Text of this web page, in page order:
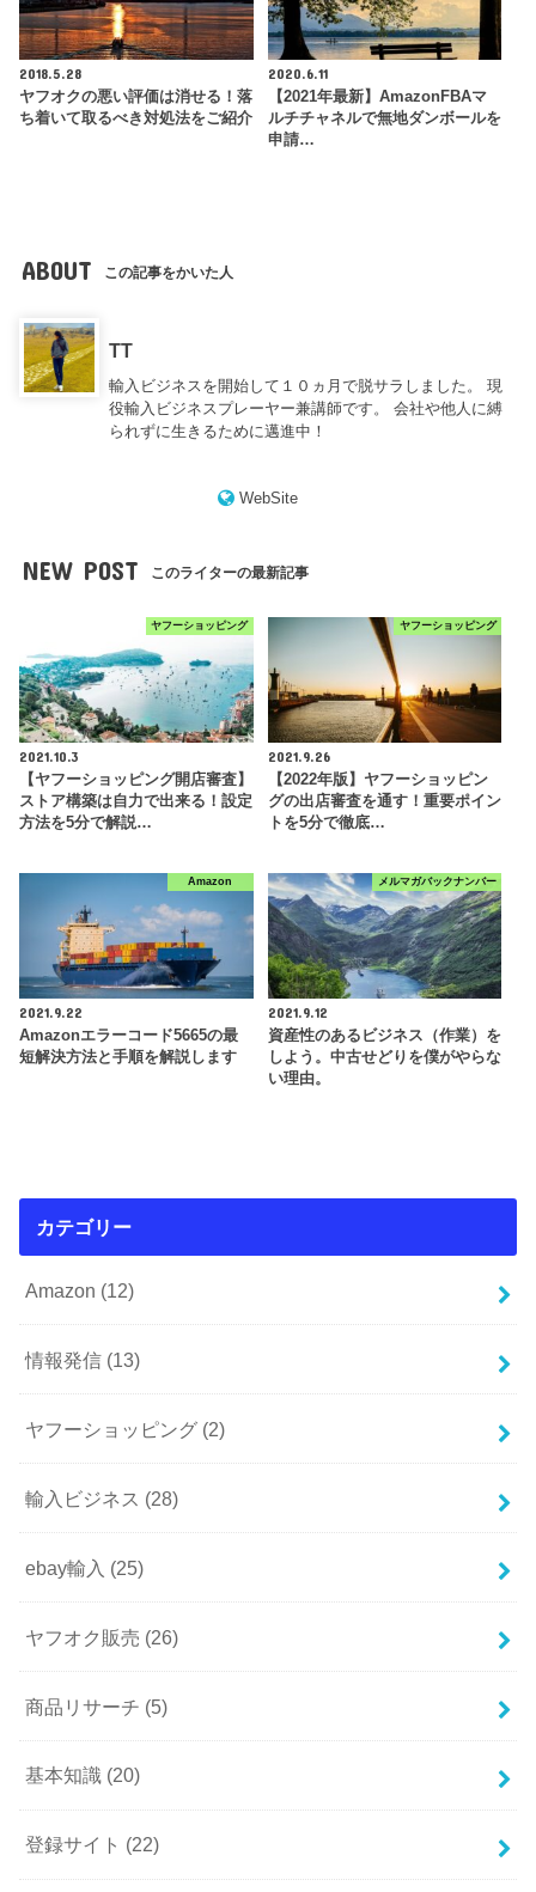
2018.5.28
ヤフオクの悪い評価は消せる！落
ち着いて取るべき対処法をご紹介
2020.6.11
【2021年最新】AmazonFBAマ
ルチチャネルで無地ダンボールを
申請…
ABOUT この記事をかいた人
TT
輸入ビジネスを開始して１０ヵ月で脱サラしました。 現
役輸入ビジネスプレーヤー兼講師です。 会社や他人に縛
られずに生きるために邁進中！
WebSite
NEW POST このライターの最新記事
ヤフーショッピング
2021.10.3
【ヤフーショッピング開店審査】
ストア構築は自力で出来る！設定
方法を5分で解説…
ヤフーショッピング
2021.9.26
【2022年版】ヤフーショッピン
グの出店審査を通す！重要ポイン
トを5分で徹底…
Amazon
2021.9.22
Amazonエラーコード5665の最
短解決方法と手順を解説します
メルマガバックナンバー
2021.9.12
資産性のあるビジネス（作業）を
しよう。中古せどりを僕がやらな
い理由。
カテゴリー
Amazon (12)
情報発信 (13)
ヤフーショッピング (2)
輸入ビジネス (28)
ebay輸入 (25)
ヤフオク販売 (26)
商品リサーチ (5)
基本知識 (20)
登録サイト (22)